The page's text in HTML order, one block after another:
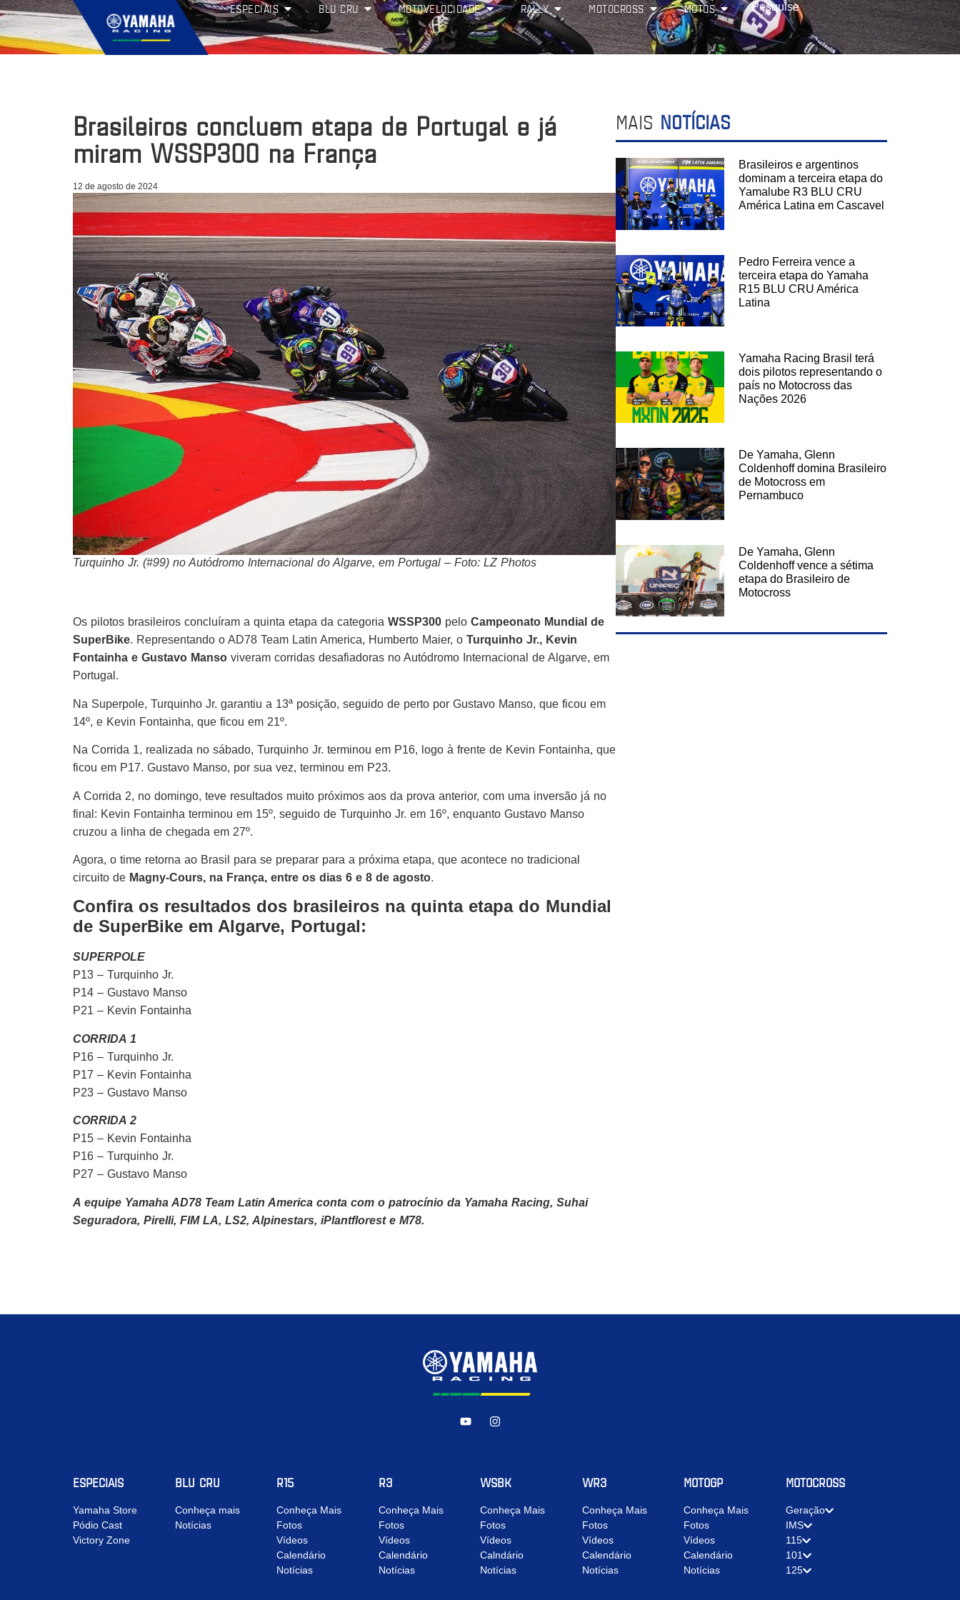
ESPECIAIS BLU CRU MOTOVELOCIDADE RALLY MOTOCROSS MOTOS
Brasileiros concluem etapa de Portugal e já
miram WSSP300 na França
12 de agosto de 2024
Turquinho Jr. (#99) no Autódromo Internacional do Algarve, em Portugal – Foto: LZ Photos
Os pilotos brasileiros concluíram a quinta etapa da categoria WSSP300 pelo Campeonato Mundial de
SuperBike. Representando o AD78 Team Latin America, Humberto Maier, o Turquinho Jr., Kevin
Fontainha e Gustavo Manso viveram corridas desafiadoras no Autódromo Internacional de Algarve, em
Portugal.
Na Superpole, Turquinho Jr. garantiu a 13ª posição, seguido de perto por Gustavo Manso, que ficou em
14º, e Kevin Fontainha, que ficou em 21º.
Na Corrida 1, realizada no sábado, Turquinho Jr. terminou em P16, logo à frente de Kevin Fontainha, que
ficou em P17. Gustavo Manso, por sua vez, terminou em P23.
A Corrida 2, no domingo, teve resultados muito próximos aos da prova anterior, com uma inversão já no
final: Kevin Fontainha terminou em 15º, seguido de Turquinho Jr. em 16º, enquanto Gustavo Manso
cruzou a linha de chegada em 27º.
Agora, o time retorna ao Brasil para se preparar para a próxima etapa, que acontece no tradicional
circuito de Magny-Cours, na França, entre os dias 6 e 8 de agosto.
Confira os resultados dos brasileiros na quinta etapa do Mundial
de SuperBike em Algarve, Portugal:
SUPERPOLE
P13 – Turquinho Jr.
P14 – Gustavo Manso
P21 – Kevin Fontainha
CORRIDA 1
P16 – Turquinho Jr.
P17 – Kevin Fontainha
P23 – Gustavo Manso
CORRIDA 2
P15 – Kevin Fontainha
P16 – Turquinho Jr.
P27 – Gustavo Manso
A equipe Yamaha AD78 Team Latin America conta com o patrocínio da Yamaha Racing, Suhai
Seguradora, Pirelli, FIM LA, LS2, Alpinestars, iPlantflorest e M78.
MAIS NOTÍCIAS
Brasileiros e argentinos
dominam a terceira etapa do
Yamalube R3 BLU CRU
América Latina em Cascavel
Pedro Ferreira vence a
terceira etapa do Yamaha
R15 BLU CRU América
Latina
Yamaha Racing Brasil terá
dois pilotos representando o
país no Motocross das
Nações 2026
De Yamaha, Glenn
Coldenhoff domina Brasileiro
de Motocross em
Pernambuco
De Yamaha, Glenn
Coldenhoff vence a sétima
etapa do Brasileiro de
Motocross
ESPECIAIS
Yamaha Store
Pódio Cast
Victory Zone
BLU CRU
Conheça mais
Notícias
R15
Conheça Mais
Fotos
Vídeos
Calendário
Notícias
R3
Conheça Mais
Fotos
Vídeos
Calendário
Notícias
WSBK
Conheça Mais
Fotos
Vídeos
Calndário
Notícias
WR3
Conheça Mais
Fotos
Vídeos
Calendário
Notícias
MOTOGP
Conheça Mais
Fotos
Vídeos
Calendário
Notícias
MOTOCROSS
Geração
IMS
115
101
125